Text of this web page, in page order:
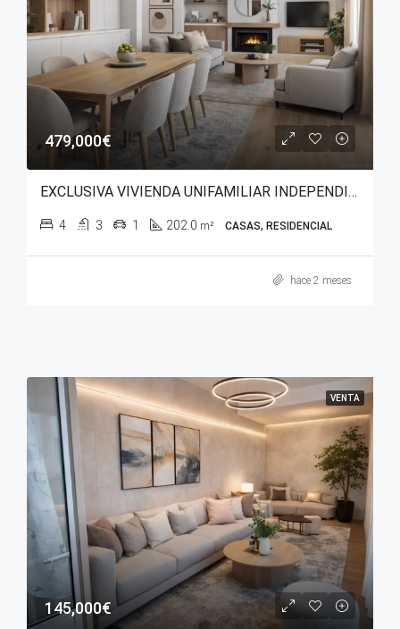
479,000€
EXCLUSIVA VIVIENDA UNIFAMILIAR INDEPENDIENTE EN GOPEGUI (ZIGOITIA)
4 3 1 202.0 m² CASAS, RESIDENCIAL
hace 2 meses
VENTA
145,000€